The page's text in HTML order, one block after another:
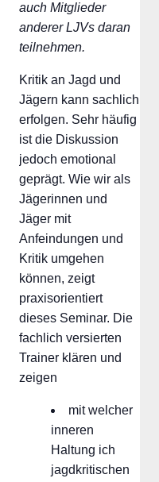
auch Mitglieder
anderer LJVs daran
teilnehmen.
Kritik an Jagd und
Jägern kann sachlich
erfolgen. Sehr häufig
ist die Diskussion
jedoch emotional
geprägt. Wie wir als
Jägerinnen und
Jäger mit
Anfeindungen und
Kritik umgehen
können, zeigt
praxisorientiert
dieses Seminar. Die
fachlich versierten
Trainer klären und
zeigen
mit welcher
inneren
Haltung ich
jagdkritischen